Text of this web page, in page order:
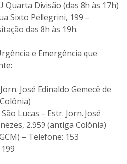
Quarta Divisão (das 8h às 17h)
Sixto Pellegrini, 199 –
das 8h às 19h.
e Emergência que
José Edinaldo Gemecê de
Lucas – Estr. Jorn. José
2.959 (antiga Colônia)
– Telefone: 153